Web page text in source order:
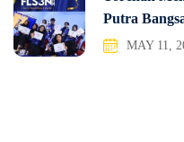
Putra
MAY 11,